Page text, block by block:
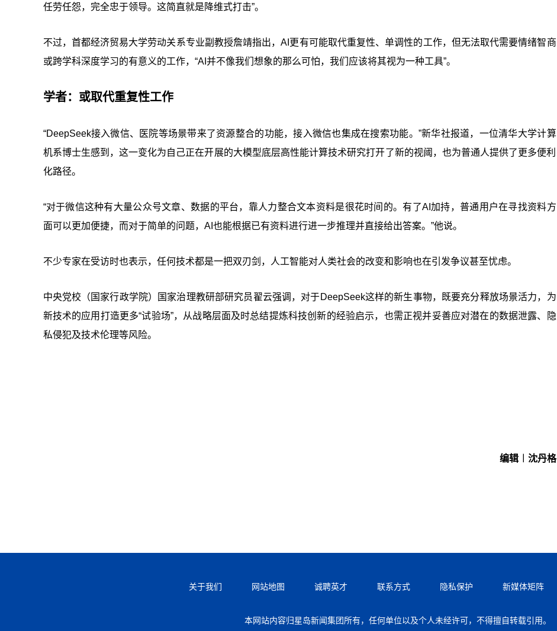
任劳任怨，完全忠于领导。这简直就是降维式打击”。
不过，首都经济贸易大学劳动关系专业副教授詹靖指出，AI更有可能取代重复性、单调性的工作，但无法取代需要情绪智商
或跨学科深度学习的有意义的工作，“AI并不像我们想象的那么可怕，我们应该将其视为一种工具”。
学者：或取代重复性工作
“DeepSeek接入微信、医院等场景带来了资源整合的功能，接入微信也集成在搜索功能。”新华社报道，一位清华大学计算
机系博士生感到，这一变化为自己正在开展的大模型底层高性能计算技术研究打开了新的视阈，也为普通人提供了更多便利
化路径。
“对于微信这种有大量公众号文章、数据的平台，靠人力整合文本资料是很花时间的。有了AI加持，普通用户在寻找资料方
面可以更加便捷，而对于简单的问题，AI也能根据已有资料进行进一步推理并直接给出答案。”他说。
不少专家在受访时也表示，任何技术都是一把双刃剑，人工智能对人类社会的改变和影响也在引发争议甚至忧虑。
中央党校（国家行政学院）国家治理教研部研究员翟云强调，对于DeepSeek这样的新生事物，既要充分释放场景活力，为
新技术的应用打造更多“试验场”，从战略层面及时总结提炼科技创新的经验启示，也需正视并妥善应对潜在的数据泄露、隐
私侵犯及技术伦理等风险。
编辑︱沈丹格
关于我们 网站地图 诚聘英才 联系方式 隐私保护 新媒体矩阵
本网站内容归星岛新闻集团所有，任何单位以及个人未经许可，不得擅自转载引用。